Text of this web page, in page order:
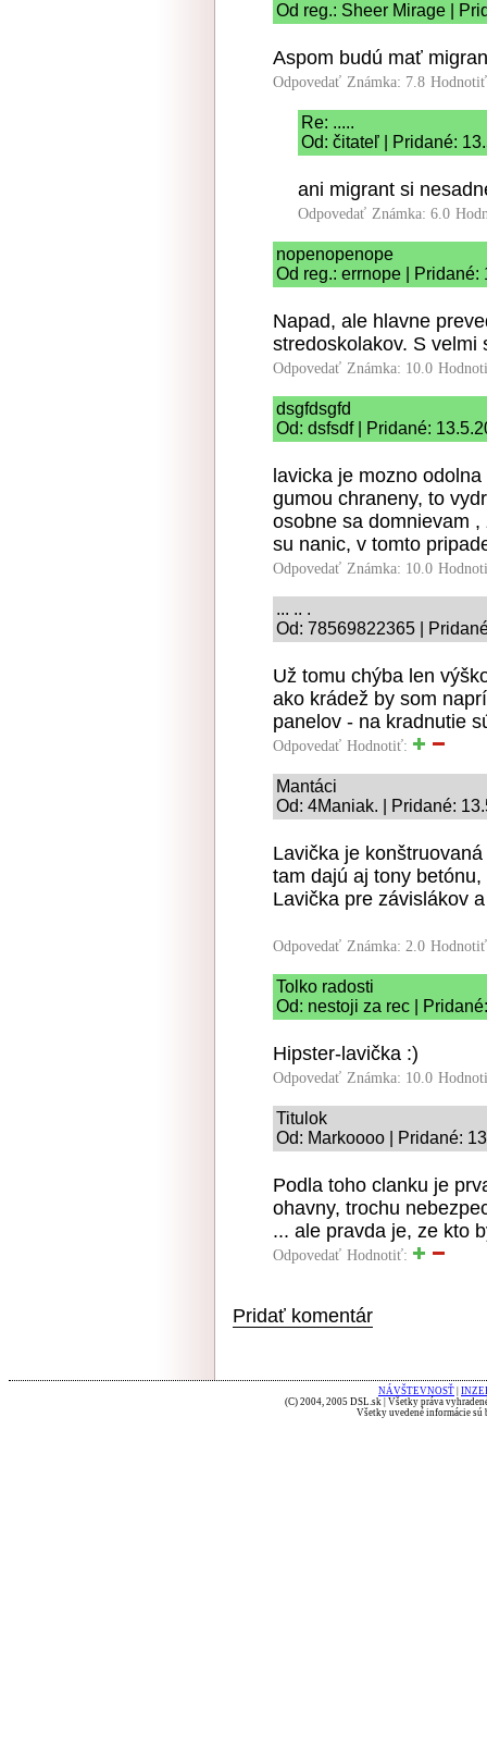
Od reg.: Sheer Mirage |
Aspom budú mať
Odpovedať Známka: 7.8
Re: .....
Od: čitateľ | Pridané:
ani migrant si
Odpovedať Známka: 6.0
nopenopenope
Od reg.: errnope | Pridané:
Napad, ale hlavne
stredoskolakov. S velmi
Odpovedať Známka: 10.0
dsgfdsgfd
Od: dsfsdf | Pridané:
lavicka je mozno
gumou chraneny, to
osobne sa domnievam
su nanic, v tomto
Odpovedať Známka: 10.0
... .. .
Od: 78569822365 |
Už tomu chýba len
ako krádež by som
panelov - na kradnutie
Odpovedať Hodnotiť:
Mantáci
Od: 4Maniak. | Pridané:
Lavička je
tam dajú aj tony
Lavička pre závislákov
Odpovedať Známka: 2.0
Tolko radosti
Od: nestoji za rec |
Hipster-lavička :)
Odpovedať Známka: 10.0
Titulok
Od: Markoooo | Pridané:
Podla toho clanku je
ohavny, trochu
... ale pravda je, ze kto
Odpovedať Hodnotiť:
Pridať komentár
NÁVŠTEVNOSŤ
(C) 2004, 2005 DSL.sk | Všetky práva
Všetky uvedené informácie sú